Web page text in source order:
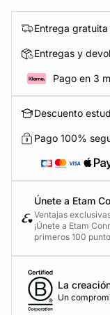
Entrega
Entregas y
Pago en 3
Descuento
Pago 100%
Únete a Etam
Ventajas
¡Únete a Etam
primeros 100
La
Un